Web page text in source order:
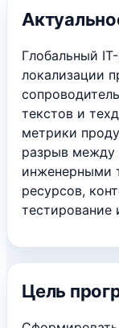
Глобальный
локализации
текстов и
метрики
разрыв между
инженерными
ресурсов,
тестирование
Цель